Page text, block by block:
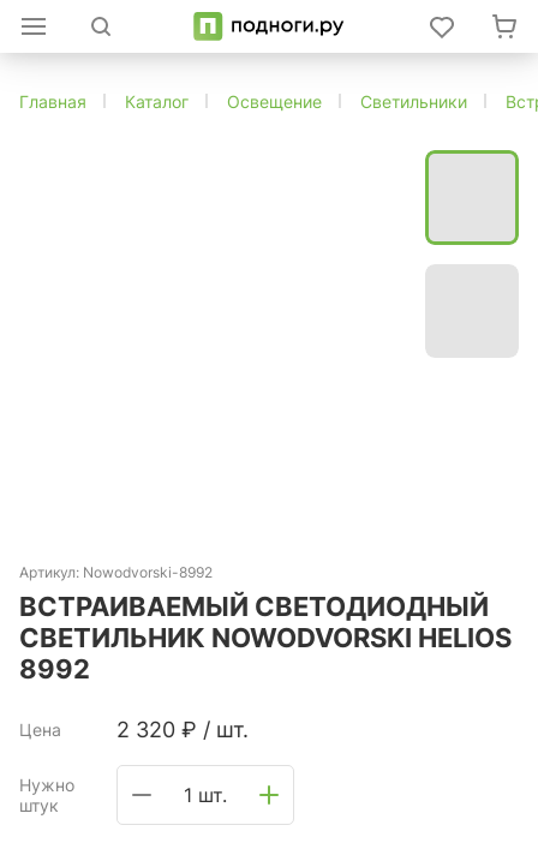
Главная Каталог Освещение Светильники
Артикул: Nowodvorski-8992
ВСТРАИВАЕМЫЙ СВЕТОДИОДНЫЙ
СВЕТИЛЬНИК NOWODVORSKI HELIOS
8992
Цена 2 320 ₽ / шт.
Нужно
штук
1 шт.